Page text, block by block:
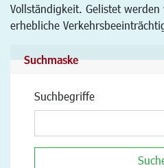
Vollständigkeit. Gelistet
erhebliche
Suchmaske
Suchbegriffe